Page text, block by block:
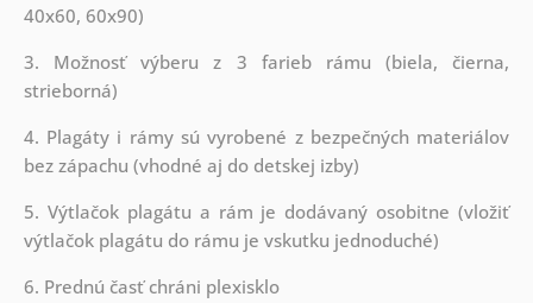
40x60, 60x90)
3. Možnosť výberu z 3 farieb rámu (biela, čierna,
strieborná)
4. Plagáty i rámy sú vyrobené z bezpečných materiálov
bez zápachu (vhodné aj do detskej izby)
5. Výtlačok plagátu a rám je dodávaný osobitne (vložiť
výtlačok plagátu do rámu je vskutku jednoduché)
6. Prednú časť chráni plexisklo